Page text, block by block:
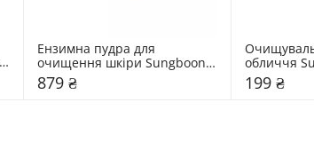
Ензимна пудра для
очищення шкіри Sungboon
Editor 50 г
879 ₴
обличчя
шт
199 ₴